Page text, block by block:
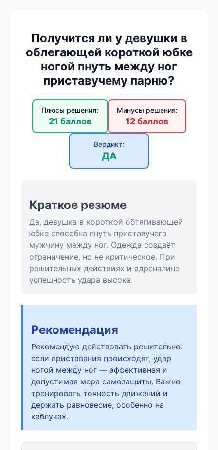
Получится ли у девушки в
облегающей короткой юбке
ногой пнуть между ног
приставучему парню?
Плюсы решения:
21 баллов
Минусы решения:
12 баллов
Вердикт:
ДА
Краткое резюме
Да, девушка в короткой обтягивающей
юбке способна пнуть приставучего
мужчину между ног. Одежда создаёт
ограничение, но не критическое. При
решительных действиях и адреналине
успешность удара высока.
Рекомендация
Рекомендую действовать решительно:
если приставания происходят, удар
ногой между ног — эффективная и
допустимая мера самозащиты. Важно
тренировать точность движений и
держать равновесие, особенно на
каблуках.